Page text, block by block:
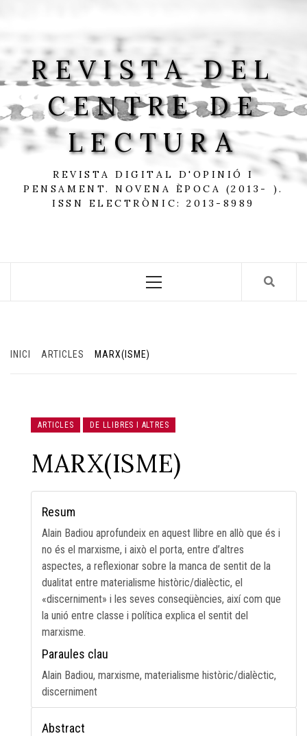
REVISTA DEL
CENTRE DE
LECTURA
REVISTA DIGITAL D'OPINIÓ I
PENSAMENT. NOVENA ÈPOCA (2013- ).
ISSN ELECTRÒNIC: 2013-8989
Menu
INICI ARTICLES MARX(ISME)
ARTICLES DE LLIBRES I ALTRES
MARX(ISME)
Resum
Alain Badiou aprofundeix en aquest llibre en allò que és i
no és el marxisme, i això el porta, entre d’altres
aspectes, a reflexionar sobre la manca de sentit de la
dualitat entre materialisme històric/dialèctic, el
«discerniment» i les seves conseqüències, així com que
la unió entre classe i política explica el sentit del
marxisme.
Paraules clau
Alain Badiou, marxisme, materialisme històric/dialèctic,
discerniment
Abstract